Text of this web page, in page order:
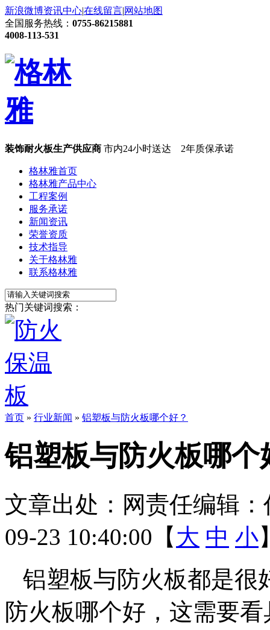
新浪微博资讯中心|在线留言|网站地图
全国服务热线： 0755-86215881
4008-113-531
装饰耐火板生产供应商 市内24小时送达 2年质保承诺
格林雅首页
格林雅产品中心
工程案例
服务承诺
新闻资讯
荣誉资质
技术指导
关于格林雅
联系格林雅
热门关键词搜索：
首页 » 行业新闻 » 铝塑板与防火板哪个好？
铝塑板与防火板哪个
文章出处： 网责任编辑：
09-23 10:40:00【 大 中 小
铝塑板与防火板都是很
防火板哪个好，这需要